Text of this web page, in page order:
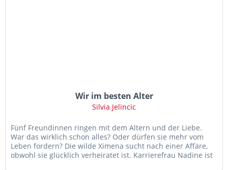
Wir im besten Alter
Silvia Jelincic
Fünf Freundinnen ringen mit dem Altern und der Liebe.
War das wirklich schon alles? Oder dürfen sie mehr vom
Leben fordern? Die wilde Ximena sucht nach einer Affäre,
obwohl sie glücklich verheiratet ist. Karrierefrau Nadine ist